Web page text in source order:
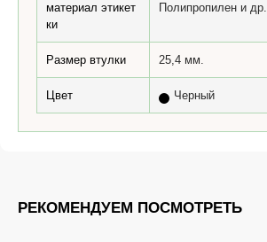
материал этикет
ки
Полипропилен и др.
Размер втулки 25,4 мм.
Цвет Черный
РЕКОМЕНДУЕМ ПОСМОТРЕТЬ